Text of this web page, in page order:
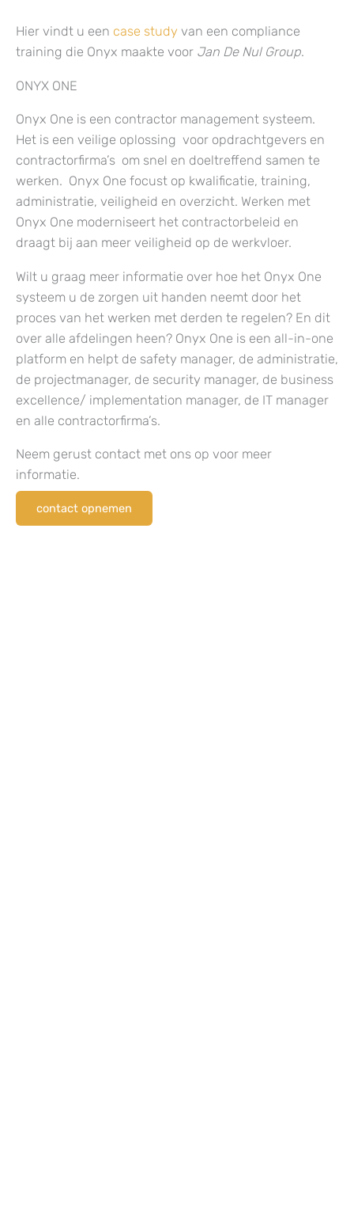
Hier vindt u een case study van een compliance
training die Onyx maakte voor Jan De Nul Group.
ONYX ONE
Onyx One is een contractor management systeem.
Het is een veilige oplossing voor opdrachtgevers en
contractorfirma’s om snel en doeltreffend samen te
werken. Onyx One focust op kwalificatie, training,
administratie, veiligheid en overzicht. Werken met
Onyx One moderniseert het contractorbeleid en
draagt bij aan meer veiligheid op de werkvloer.
Wilt u graag meer informatie over hoe het Onyx One
systeem u de zorgen uit handen neemt door het
proces van het werken met derden te regelen? En dit
over alle afdelingen heen? Onyx One is een all-in-one
platform en helpt de safety manager, de administratie,
de projectmanager, de security manager, de business
excellence/ implementation manager, de IT manager
en alle contractorfirma’s.
Neem gerust contact met ons op voor meer
informatie.
contact opnemen